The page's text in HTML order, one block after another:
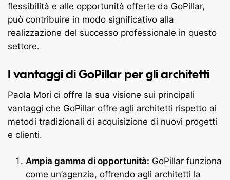
flessibilità e alle opportunità offerte da GoPillar,
può contribuire in modo significativo alla
realizzazione del successo professionale in questo
settore.
I vantaggi di GoPillar per gli architetti
Paola Mori ci offre la sua visione sui principali
vantaggi che GoPillar offre agli architetti rispetto ai
metodi tradizionali di acquisizione di nuovi progetti
e clienti.
Ampia gamma di opportunità: GoPillar funziona
come un’agenzia, offrendo agli architetti la